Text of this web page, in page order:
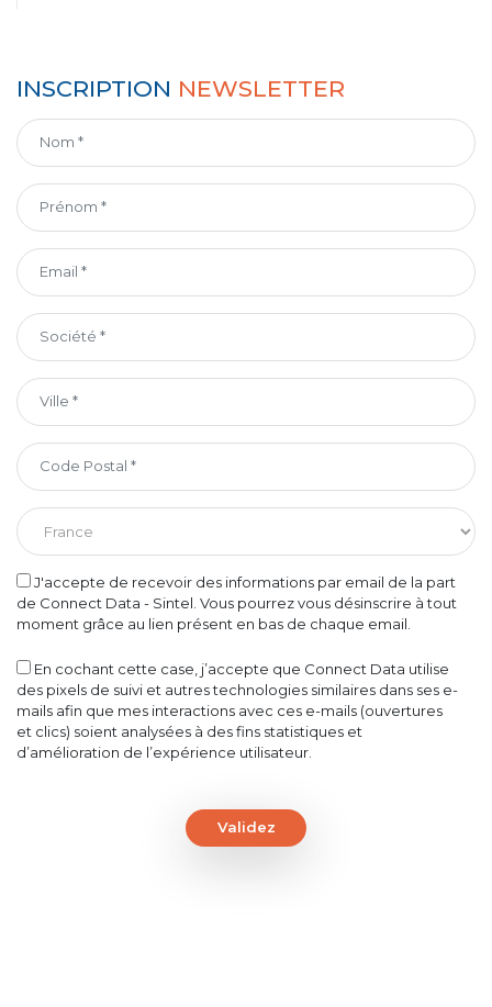
INSCRIPTION NEWSLETTER
J'accepte de recevoir des informations par email de la part
de Connect Data - Sintel. Vous pourrez vous désinscrire à tout
moment grâce au lien présent en bas de chaque email.
En cochant cette case, j’accepte que Connect Data utilise
des pixels de suivi et autres technologies similaires dans ses e-
mails afin que mes interactions avec ces e-mails (ouvertures
et clics) soient analysées à des fins statistiques et
d’amélioration de l’expérience utilisateur.
Validez